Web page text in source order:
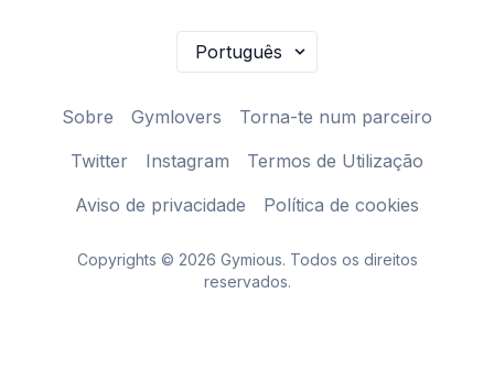
Sobre Gymlovers
Torna-te num parceiro
Twitter
Instagram
Termos de Utilização
Aviso de privacidade
Política de cookies
Copyrights © 2026 Gymious. Todos os direitos
reservados.